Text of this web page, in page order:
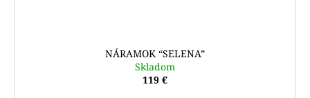
NÁRAMOK “SELENA”
Skladom
119 €